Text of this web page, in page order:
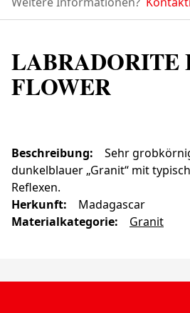
LABRADORITE
FLOWER
Beschreibung:
Sehr
dunkelblauer „Granit“ mit
Reflexen.
Herkunft:
Madagascar
Materialkategorie: Granit